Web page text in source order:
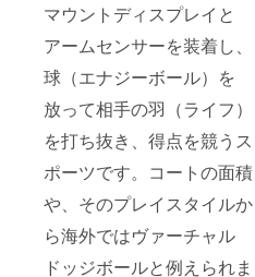
マウントディスプレイと
アームセンサーを装着し、
球（エナジーボール）を
放って相手の羽（ライフ）
を打ち抜き、得点を競うス
ポーツです。コートの面積
や、そのプレイスタイルか
ら海外ではヴァーチャル
ドッジボールと例えられま